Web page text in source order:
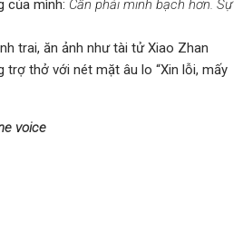
của mình: Cần phải minh bạch hơn. Sự
trai, ăn ảnh như tài tử Xiao Zhan
thở với nét mặt âu lo “Xin lỗi, mấy
voice